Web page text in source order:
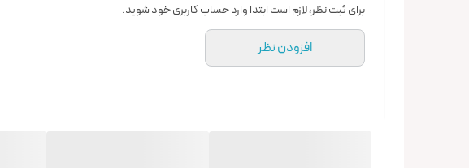
برای ثبت نظر، لازم است ابتدا وارد حساب کاربری خود شوید.
افزودن نظر